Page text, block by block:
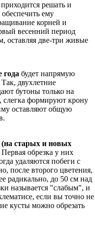
решать и
ему
корней и
весенний период
оставляя две-три живые
года будет напрямую
Так, двухлетние
бутоны только на
слегка формируют крону
оставляют общую
(на старых и новых
Первая обрезка у них
удаляются побеги с
после второго цветения,
радикально, до 50 см над
называется "слабым", и
если вы точно не
кусты можно обрезать